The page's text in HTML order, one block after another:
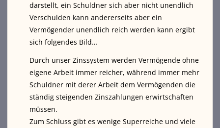
darstellt, ein Schuldner sich aber nicht unendlich
Verschulden kann andererseits aber ein
Vermögender unendlich reich werden kann ergibt
sich folgendes Bild…
Durch unser Zinssystem werden Vermögende ohne
eigene Arbeit immer reicher, während immer mehr
Schuldner mit derer Arbeit dem Vermögenden die
ständig steigenden Zinszahlungen erwirtschaften
müssen.
Zum Schluss gibt es wenige Superreiche und viele